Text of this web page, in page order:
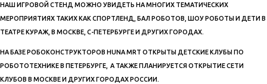
НАШ ИГРОВОЙ СТЕНД МОЖНО УВИДЕТЬ НА МНОГИХ ТЕМАТИЧЕСКИХ
МЕРОПРИЯТИЯХ ТАКИХ КАК СПОРТЛЕНД, БАЛ РОБОТОВ, ШОУ РОБОТЫ И ДЕТИ В
ТЕАТРЕ КУРАЖ, В МОСКВЕ, С-ПЕТЕРБУРГЕ И ДРУГИХ ГОРОДАХ.
НА БАЗЕ РОБОКОНСТРУКТОРОВ HUNA MRT ОТКРЫТЫ ДЕТСКИЕ КЛУБЫ ПО
РОБОТОТЕХНИКЕ В ПЕТЕРБУРГЕ, А ТАКЖЕ ПЛАНИРУЕТСЯ ОТКРЫТИЕ СЕТИ
КЛУБОВ В МОСКВЕ И ДРУГИХ ГОРОДАХ РОССИИ.